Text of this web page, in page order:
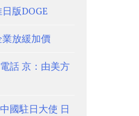
版DOGE
放緩加價
話 京：由美方
國駐日大使 日